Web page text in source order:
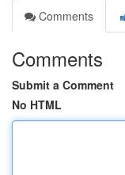
Comments
Comments
Submit a Comment
No HTML